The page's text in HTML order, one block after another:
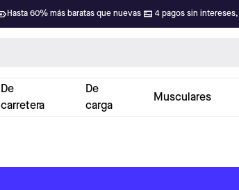
Hasta 60% más baratas que nuevas 4 pagos sin
De
carretera
De
carga
Musculares